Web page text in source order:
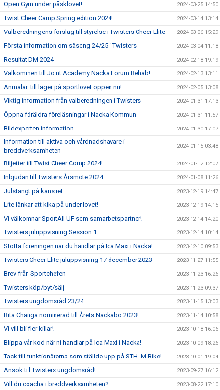
Open Gym under påsklovet! 2024-03-25 14:50
Twist Cheer Camp Spring edition 2024! 2024-03-14 13:14
Valberedningens förslag till styrelse i Twisters Cheer Elite 2024-03-06 15:29
Första information om säsong 24/25 i Twisters 2024-03-04 11:18
Resultat DM 2024 2024-02-18 19:19
Välkommen till Joint Academy Nacka Forum Rehab! 2024-02-13 13:11
Anmälan till läger på sportlovet öppen nu! 2024-02-05 13:08
Viktig information från valberedningen i Twisters 2024-01-31 17:13
Öppna föräldra föreläsningar i Nacka Kommun 2024-01-31 11:57
Bildexperten information 2024-01-30 17:07
Information till aktiva och vårdnadshavare i
breddverksamheten
2024-01-15 03:48
Biljetter till Twist Cheer Comp 2024! 2024-01-12 12:07
Inbjudan till Twisters Årsmöte 2024 2024-01-08 11:26
Julstängt på kansliet 2023-12-19 14:47
Lite länkar att kika på under lovet! 2023-12-19 14:15
Vi välkomnar SportAll UF som samarbetspartner! 2023-12-14 14:20
Twisters juluppvisning Session 1 2023-12-14 10:14
Stötta föreningen när du handlar på Ica Maxi i Nacka! 2023-12-10 09:53
Twisters Cheer Elite juluppvisning 17 december 2023 2023-11-27 11:55
Brev från Sportchefen 2023-11-23 16:26
Twisters köp/byt/sälj 2023-11-23 09:37
Twisters ungdomsråd 23/24 2023-11-15 13:03
Rita Changa nominerad till Årets Nackabo 2023! 2023-11-14 10:58
Vi vill bli fler killar! 2023-10-18 16:06
Blippa vår kod när ni handlar på Ica Maxi i Nacka! 2023-10-09 18:26
Tack till funktionärerna som ställde upp på STHLM Bike! 2023-10-01 19:04
Ansök till Twisters ungdomsråd! 2023-09-27 16:12
Vill du coacha i breddverksamheten? 2023-08-22 17:10